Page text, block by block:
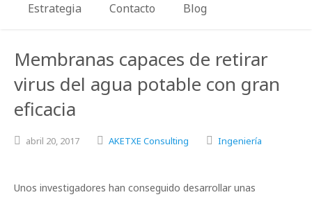
Estrategia Contacto Blog
Membranas capaces de retirar
virus del agua potable con gran
eficacia
abril 20, 2017 AKETXE Consulting Ingeniería
Unos investigadores han conseguido desarrollar unas